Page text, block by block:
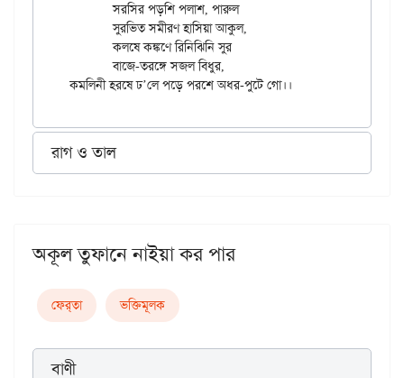
	সরসির পড়শি পলাশ, পারুল
	সুরভিত সমীরণ হাসিয়া আকুল,
	কলষে কঙ্কণে রিনিঝিনি সুর
	বাজে-তরঙ্গে সজল বিধুর,
রাগ ও তাল
অকূল তুফানে নাইয়া কর পার
ফের্‌তা ভক্তিমূলক
বাণী